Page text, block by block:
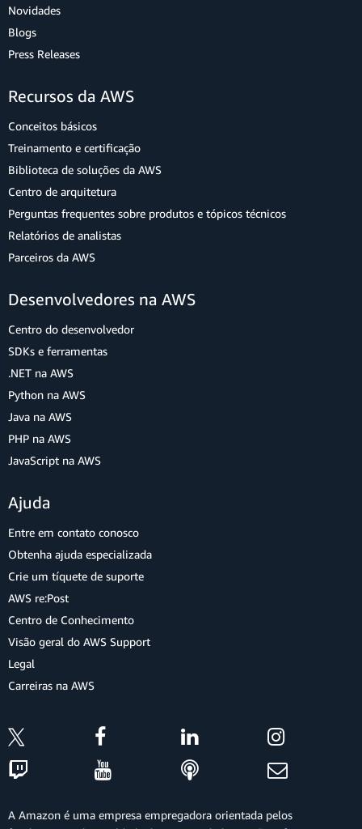
Novidades
Blogs
Press Releases
Recursos da AWS
Conceitos básicos
Treinamento e certificação
Biblioteca de soluções da AWS
Centro de arquitetura
Perguntas frequentes sobre produtos e tópicos técnicos
Relatórios de analistas
Parceiros da AWS
Desenvolvedores na AWS
Centro do desenvolvedor
SDKs e ferramentas
.NET na AWS
Python na AWS
Java na AWS
PHP na AWS
JavaScript na AWS
Ajuda
Entre em contato conosco
Obtenha ajuda especializada
Crie um tíquete de suporte
AWS re:Post
Centro de Conhecimento
Visão geral do AWS Support
Legal
Carreiras na AWS
A Amazon é uma empresa empregadora orientada pelos